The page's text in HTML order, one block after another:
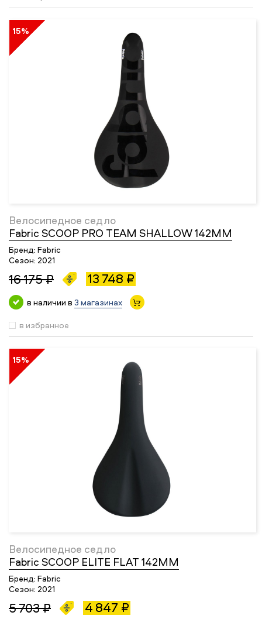
15%
Велосипедное седло
Fabric SCOOP PRO TEAM SHALLOW 142MM
Бренд: Fabric
Сезон: 2021
16 175 ₽ 13 748 ₽
в наличии в 3 магазинах
в избранное
15%
Велосипедное седло
Fabric SCOOP ELITE FLAT 142MM
Бренд: Fabric
Сезон: 2021
5 703 ₽ 4 847 ₽